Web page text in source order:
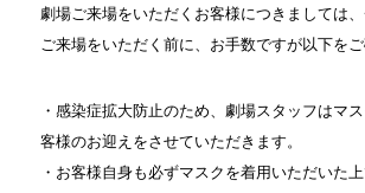
劇場ご来場をいただくお客様につきましては
ご来場をいただく前に、お手数ですが以下をご
・感染症拡大防止のため、劇場スタッフはマ
客様のお迎えをさせていただきます。
・お客様自身も必ずマスクを着用いただいた